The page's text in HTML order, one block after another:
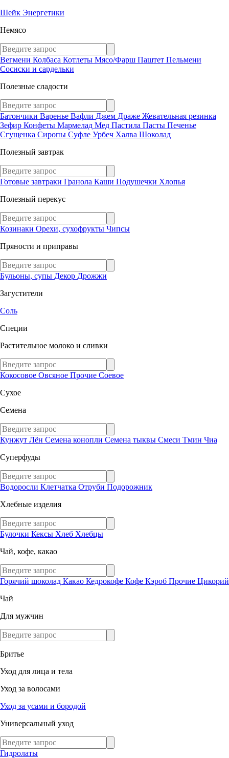
Шейк Энергетики
Немясо
Вегмени Колбаса Котлеты Мясо/Фарш Паштет Пельмени
Сосиски и сардельки
Полезные сладости
Батончики Варенье Вафли Джем Драже Жевательная резинка
Зефир Конфеты Мармелад Мед Пастила Пасты Печенье
Сгущенка Сиропы Суфле Урбеч Халва Шоколад
Полезный завтрак
Готовые завтраки Гранола Каши Подушечки Хлопья
Полезный перекус
Козинаки Орехи, сухофрукты Чипсы
Пряности и приправы
Бульоны, супы Декор Дрожжи
Загустители
Соль
Специи
Растительное молоко и сливки
Кокосовое Овсяное Прочие Соевое
Сухое
Семена
Кунжут Лён Семена конопли Семена тыквы Смеси Тмин Чиа
Суперфуды
Водоросли Клетчатка Отруби Подорожник
Хлебные изделия
Булочки Кексы Хлеб Хлебцы
Чай, кофе, какао
Горячий шоколад Какао Кедрокофе Кофе Кэроб Прочие Цикорий
Чай
Для мужчин
Бритье
Уход для лица и тела
Уход за волосами
Уход за усами и бородой
Универсальный уход
Гидролаты